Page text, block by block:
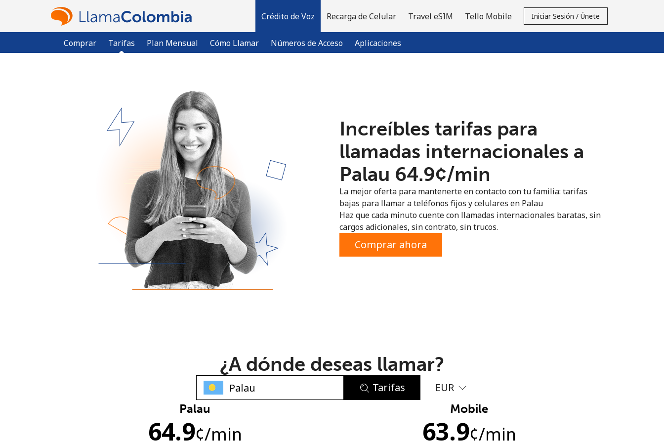
Crédito de Voz
Comprar Tarifas Plan Mensual Cómo Llamar Números de Acceso Aplicaciones
Recarga de Celular Travel eSIM Tello Mobile Iniciar Sesión / Únete
¿Ya tienes una cuenta? Inicia sesión →
Regístrate con
Una letra mayúscula y una minúscula
Increíbles tarifas para
llamadas internacionales a
Palau ⁦64.9¢⁩/min
La mejor oferta para mantenerte en contacto con tu familia: tarifas
bajas para llamar a teléfonos fijos y celulares en Palau
Haz que cada minuto cuente con llamadas internacionales baratas, sin
cargos adicionales, sin contrato, sin trucos.
Comprar ahora
¿A dónde deseas llamar?
Tarifas EUR
Palau
64.9¢/min
Mobile
63.9¢/min